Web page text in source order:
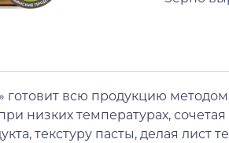
всю продукцию
низких температурах,
текстуру пасты, делая лист